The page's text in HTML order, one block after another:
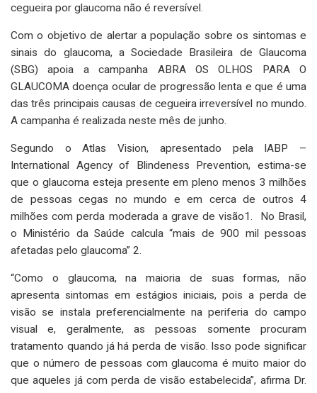
cegueira por glaucoma não é reversível.
Com o objetivo de alertar a população sobre os sintomas e
sinais do glaucoma, a Sociedade Brasileira de Glaucoma
(SBG) apoia a campanha ABRA OS OLHOS PARA O
GLAUCOMA doença ocular de progressão lenta e que é uma
das três principais causas de cegueira irreversível no mundo.
A campanha é realizada neste mês de junho.
Segundo o Atlas Vision, apresentado pela IABP –
International Agency of Blindeness Prevention, estima-se
que o glaucoma esteja presente em pleno menos 3 milhões
de pessoas cegas no mundo e em cerca de outros 4
milhões com perda moderada a grave de visão1. No Brasil,
o Ministério da Saúde calcula “mais de 900 mil pessoas
afetadas pelo glaucoma” 2.
“Como o glaucoma, na maioria de suas formas, não
apresenta sintomas em estágios iniciais, pois a perda de
visão se instala preferencialmente na periferia do campo
visual e, geralmente, as pessoas somente procuram
tratamento quando já há perda de visão. Isso pode significar
que o número de pessoas com glaucoma é muito maior do
que aqueles já com perda de visão estabelecida”, afirma Dr.